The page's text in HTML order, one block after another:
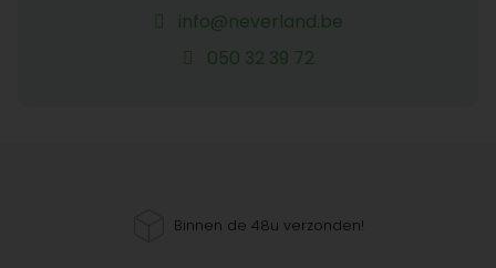
info@neverland.be
050 32 39 72
Binnen de 48u verzonden!